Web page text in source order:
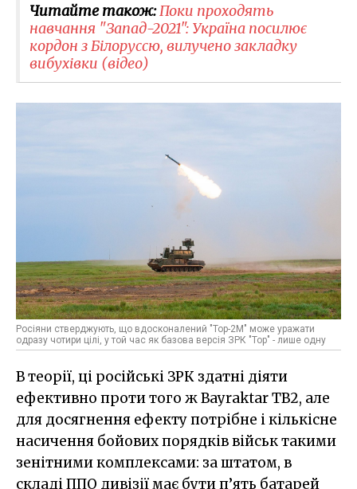
Читайте також:Поки проходять
навчання "Запад-2021": Україна посилює
кордон з Білоруссю, вилучено закладку
вибухівки (відео)
Росіяни стверджують, що вдосконалений "Тор-2М" може уражати
одразу чотири цілі, у той час як базова версія ЗРК "Тор" - лише одну
В теорії, ці російські ЗРК здатні діяти
ефективно проти того ж Bayraktar TB2, але
для досягнення ефекту потрібне і кількісне
насичення бойових порядків військ такими
зенітними комплексами: за штатом, в
складі ППО дивізії має бути п’ять батарей